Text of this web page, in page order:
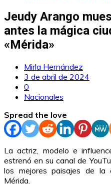
Jeudy Arango
antes la mágica
«Mérida»
Mirla Hernández
3 de abril de 2024
0
Nacionales
Spread the love
La actriz, modelo e
estrenó en su canal de
los mejores paisajes de la
Mérida.